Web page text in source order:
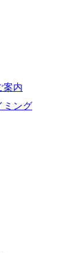
案内
ミング